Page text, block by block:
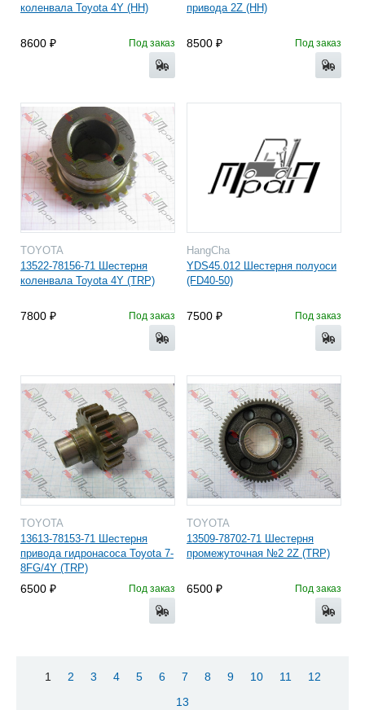
коленвала Toyota 4Y (HH)
8600 Под заказ
привода 2Z (HH)
8500 Под заказ
TOYOTA
13522-78156-71 Шестерня
коленвала Toyota 4Y (TRP)
7800 Под заказ
HangCha
YDS45.012 Шестерня полуоси
(FD40-50)
7500 Под заказ
TOYOTA
13613-78153-71 Шестерня
привода гидронасоса Toyota 7-
8FG/4Y (TRP)
6500 Под заказ
TOYOTA
13509-78702-71 Шестерня
промежуточная №2 2Z (TRP)
6500 Под заказ
1 2 3 4 5 6 7 8 9 10 11
12
13